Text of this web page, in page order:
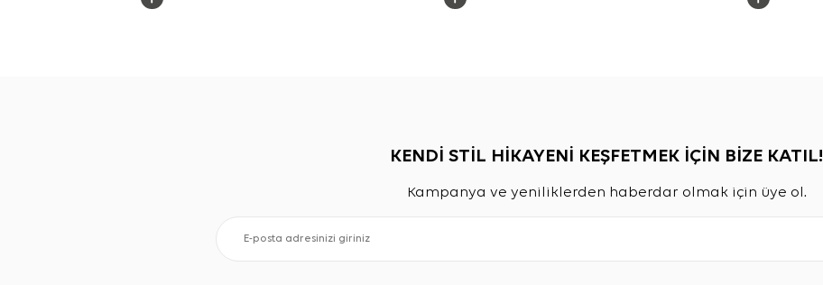
KENDİ STİL HİKAYENİ KEŞFETMEK İÇİN BİZE KATIL!
Kampanya ve yeniliklerden haberdar olmak için üye ol.